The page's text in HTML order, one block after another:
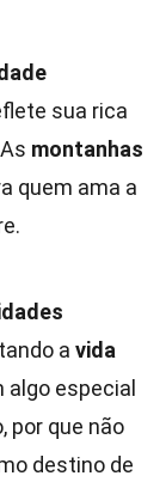
sua rica
montanhas
quem ama a
a vida
algo especial
por que não
destino de